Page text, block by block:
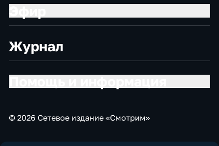
Журнал
© 2026 Сетевое издание «Смотрим»